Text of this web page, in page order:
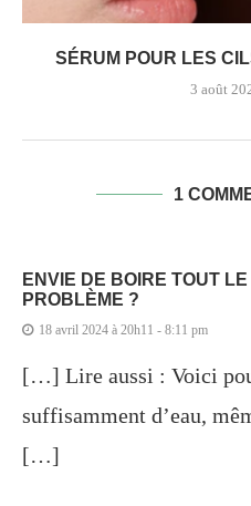
SÉRUM POUR LES
3 août
1
ENVIE DE BOIRE TOUT
PROBLÈME ?
18 avril 2024 à 20h11 - 8:11 pm
[…] Lire aussi : Voici
suffisamment d’eau,
[…]